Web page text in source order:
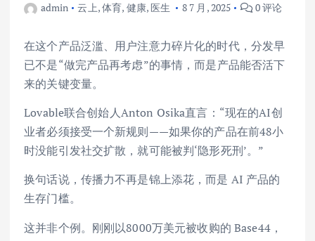
admin 云上,体育, 健康, 医生 8 7 月, 2025 0 评论
在这个产品泛滥、用户注意力碎片化的时代，分发早
已不是“做完产品再考虑”的事情，而是产品能否活下
来的关键变量。
Lovable联合创始人Anton Osika直言：“现在的AI创
业者必须接受一个新规则——如果你的产品在前48小
时没能引发社交扩散，就可能被判‘隐形死刑’。”
换句话说，传播力不再是锦上添花，而是 AI 产品的
生存门槛。
这并非个例。刚刚以8000万美元被收购的 Base44，